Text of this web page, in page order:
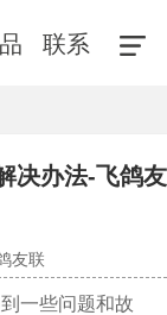
联系
决办法-飞鸽友
友联
一些问题和故